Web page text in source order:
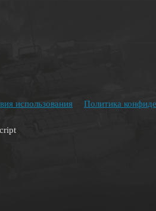
использования Политика